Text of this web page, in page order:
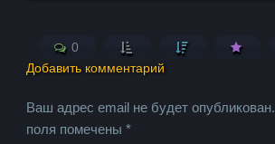
0
Добавить комментарий
Ваш адрес email не будет опубликован.
поля помечены*